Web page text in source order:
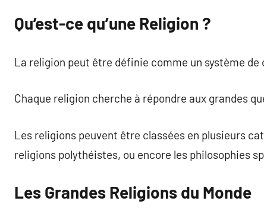
Qu’est-ce qu’une Religion ?
La religion peut être définie comme un système de
Chaque religion cherche à répondre aux grandes
Les religions peuvent être classées en plusieurs
religions polythéistes, ou encore les philosophies
Les Grandes Religions du Monde